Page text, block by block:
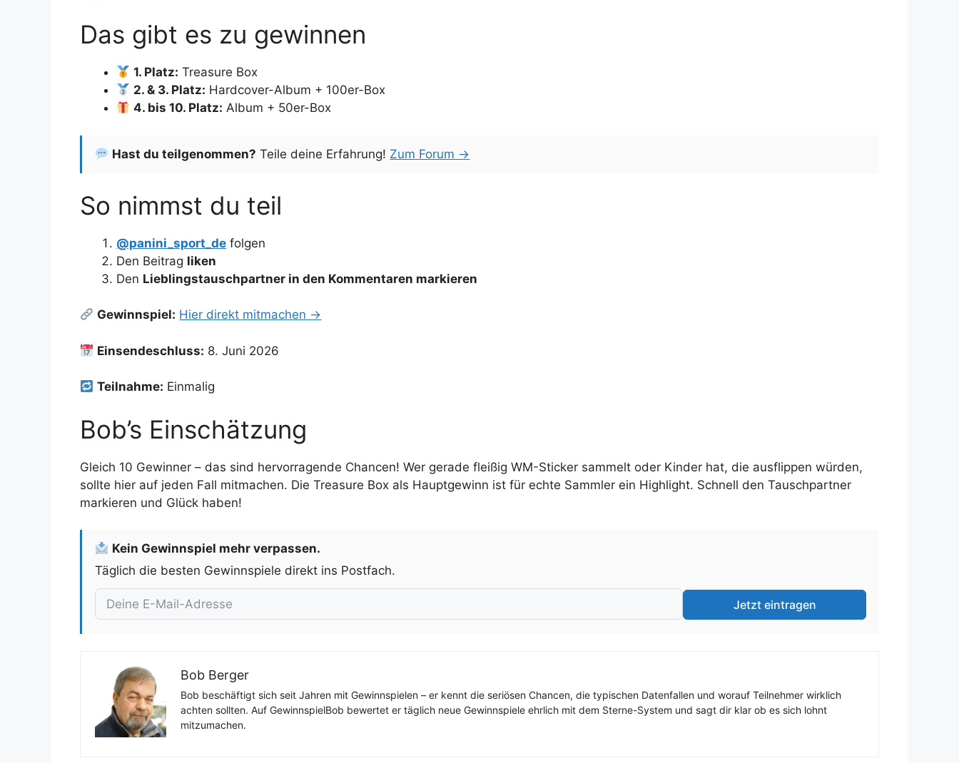
Das gibt es zu gewinnen
1. Platz: Treasure Box
2. & 3. Platz: Hardcover-Album + 100er-Box
4. bis 10. Platz: Album + 50er-Box
Hast du teilgenommen? Teile deine Erfahrung! Zum Forum →
So nimmst du teil
@panini_sport_de folgen
Den Beitrag liken
Den Lieblingstauschpartner in den Kommentaren markieren
Gewinnspiel: Hier direkt mitmachen →
Einsendeschluss: 8. Juni 2026
Teilnahme: Einmalig
Bob’s Einschätzung
Gleich 10 Gewinner – das sind hervorragende Chancen! Wer gerade fleißig WM-Sticker sammelt oder Kinder hat, die ausflippen würden,
sollte hier auf jeden Fall mitmachen. Die Treasure Box als Hauptgewinn ist für echte Sammler ein Highlight. Schnell den Tauschpartner
markieren und Glück haben!
Kein Gewinnspiel mehr verpassen.
Täglich die besten Gewinnspiele direkt ins Postfach.
Jetzt eintragen
Bob Berger
Bob beschäftigt sich seit Jahren mit Gewinnspielen – er kennt die seriösen Chancen, die typischen Datenfallen und worauf Teilnehmer wirklich
achten sollten. Auf GewinnspielBob bewertet er täglich neue Gewinnspiele ehrlich mit dem Sterne-System und sagt dir klar ob es sich lohnt
mitzumachen.